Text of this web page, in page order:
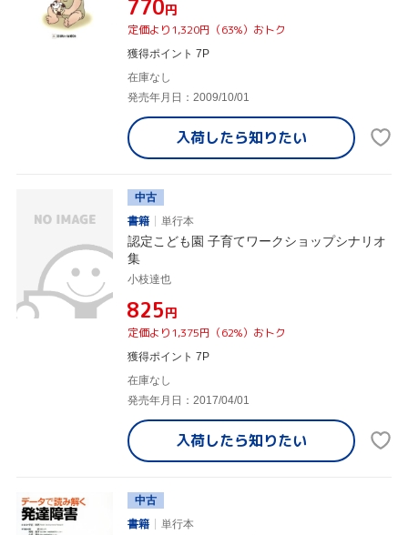
¥770円
定価より1,320円（63%）おトク
獲得ポイント 7P
在庫なし
発売年月日：2009/10/01
入荷したら知りたい
中古
書籍
単行本
認定こども園 子育てワークショップシナリオ
集
小枝達也
¥825円
定価より1,375円（62%）おトク
獲得ポイント 7P
在庫なし
発売年月日：2017/04/01
入荷したら知りたい
中古
書籍
単行本